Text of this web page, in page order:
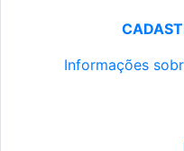
Informações